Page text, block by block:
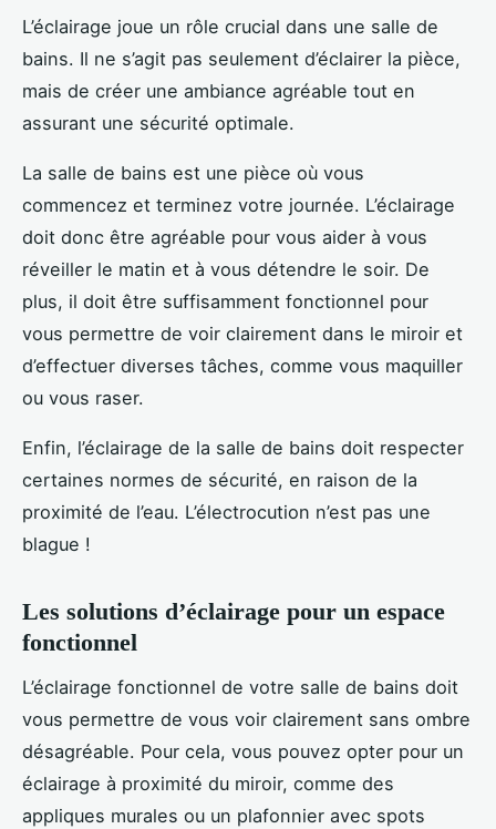
L’éclairage joue un rôle crucial dans une salle de
bains. Il ne s’agit pas seulement d’éclairer la pièce,
mais de créer une ambiance agréable tout en
assurant une sécurité optimale.
La salle de bains est une pièce où vous
commencez et terminez votre journée. L’éclairage
doit donc être agréable pour vous aider à vous
réveiller le matin et à vous détendre le soir. De
plus, il doit être suffisamment fonctionnel pour
vous permettre de voir clairement dans le miroir et
d’effectuer diverses tâches, comme vous maquiller
ou vous raser.
Enfin, l’éclairage de la salle de bains doit respecter
certaines normes de sécurité, en raison de la
proximité de l’eau. L’électrocution n’est pas une
blague !
Les solutions d’éclairage pour un espace
fonctionnel
L’éclairage fonctionnel de votre salle de bains doit
vous permettre de vous voir clairement sans ombre
désagréable. Pour cela, vous pouvez opter pour un
éclairage à proximité du miroir, comme des
appliques murales ou un plafonnier avec spots